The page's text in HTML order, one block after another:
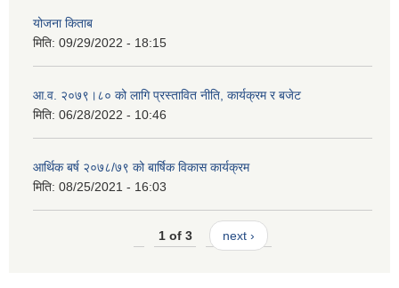
योजना किताब
मिति: 09/29/2022 - 18:15
आ.व. २०७९।८० को लागि प्रस्तावित नीति, कार्यक्रम र बजेट
मिति: 06/28/2022 - 10:46
आर्थिक बर्ष २०७८/७९ को बार्षिक विकास कार्यक्रम
मिति: 08/25/2021 - 16:03
1 of 3 next ›